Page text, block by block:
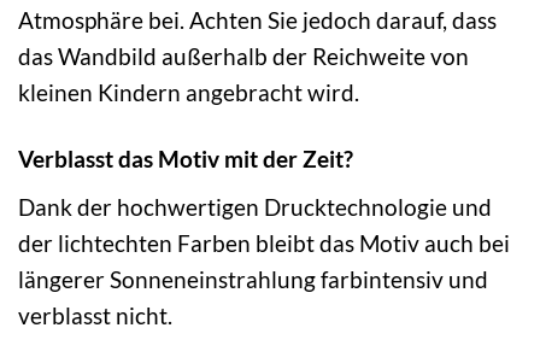
Atmosphäre bei. Achten Sie jedoch darauf, dass
das Wandbild außerhalb der Reichweite von
kleinen Kindern angebracht wird.
Verblasst das Motiv mit der Zeit?
Dank der hochwertigen Drucktechnologie und
der lichtechten Farben bleibt das Motiv auch bei
längerer Sonneneinstrahlung farbintensiv und
verblasst nicht.